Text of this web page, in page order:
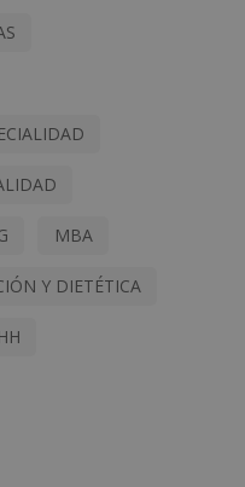
MBA
Y DIETÉTICA